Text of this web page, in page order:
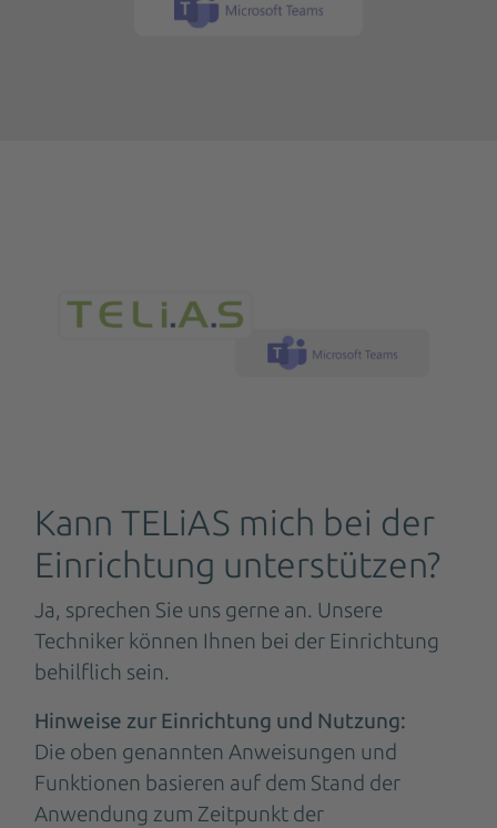
Kann TELiAS mich bei der
Einrichtung unterstützen?
Ja, sprechen Sie uns gerne an. Unsere
Techniker können Ihnen bei der Einrichtung
behilflich sein.
Hinweise zur Einrichtung und Nutzung:
Die oben genannten Anweisungen und
Funktionen basieren auf dem Stand der
Anwendung zum Zeitpunkt der